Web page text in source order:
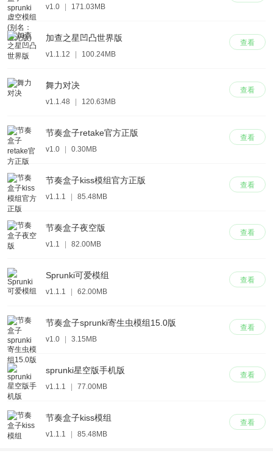
v1.0 171.03MB
查看
加查之星凹凸世界版
v1.1.12 100.24MB
查看
舞力对决
v1.1.48 120.63MB
查看
节奏盒子retake官方正版
v1.0 0.30MB
查看
节奏盒子kiss模组官方正版
v1.1.1 85.48MB
查看
节奏盒子夜空版
v1.1 82.00MB
查看
Sprunki可爱模组
v1.1.1 62.00MB
查看
节奏盒子sprunki寄生虫模组15.0版
v1.0 3.15MB
查看
sprunki星空版手机版
v1.1.1 77.00MB
查看
节奏盒子kiss模组
v1.1.1 85.48MB